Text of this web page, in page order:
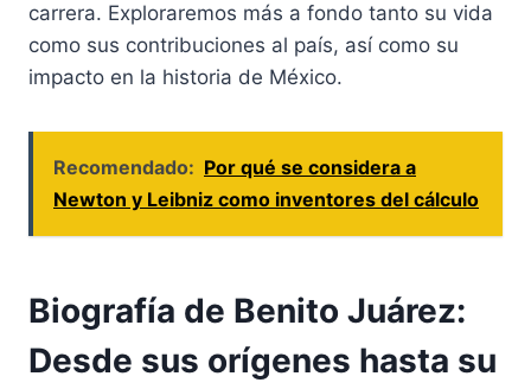
carrera. Exploraremos más a fondo tanto su vida
como sus contribuciones al país, así como su
impacto en la historia de México.
Recomendado: Por qué se considera a
Newton y Leibniz como inventores del cálculo
Biografía de Benito Juárez:
Desde sus orígenes hasta su